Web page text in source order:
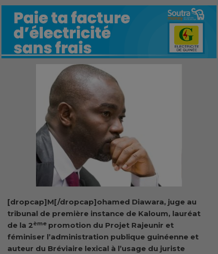
[dropcap]M[/dropcap]ohamed Diawara, juge au
tribunal de première instance de Kaloum, lauréat
de la 2ème promotion du Projet Rajeunir et
féminiser l’administration publique guinéenne et
auteur du Bréviaire lexical à l’usage du juriste